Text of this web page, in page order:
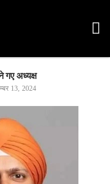
गए अध्यक्ष
13, 2024